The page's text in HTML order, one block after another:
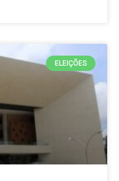
ELEIÇÕES